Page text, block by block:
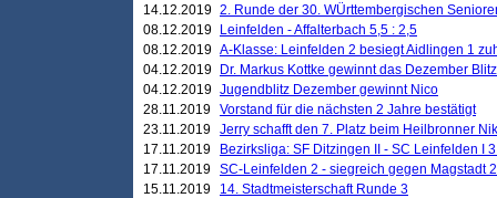
14.12.2019 2. Runde der 30. WÜrttembergischen
08.12.2019
Leinfelden - Affalterbach 5,5 : 2,5
08.12.2019 A-Klasse: Leinfelden 2 besiegt Aidlingen 1
04.12.2019
Dr. Markus Kottke gewinnt das Dezember
04.12.2019 Jugendblitz Dezember gewinnt Nico
28.11.2019 Vorstand für die nächsten 2 Jahre bestätigt
23.11.2019 Jerry schafft den 7. Platz beim Heilbronner
17.11.2019
Bezirksliga: SF Ditzingen II - SC Leinfelden I
17.11.2019 SC-Leinfelden 2 - siegreich gegen Magstadt 2
15.11.2019
14. Stadtmeisterschaft Runde 3